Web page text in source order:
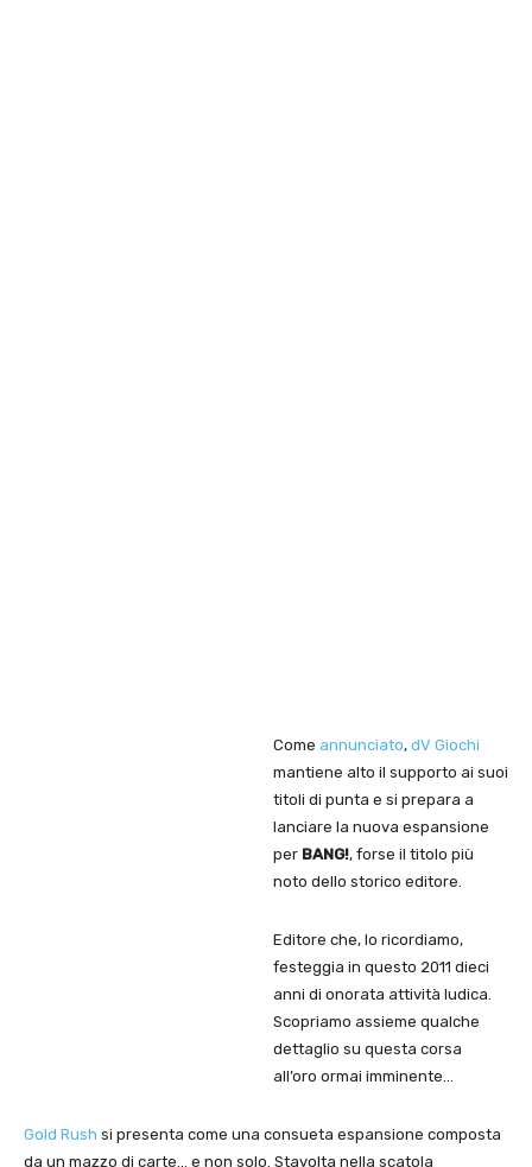
Come annunciato, dV Giochi
mantiene alto il supporto ai suoi
titoli di punta e si prepara a
lanciare la nuova espansione
per BANG!, forse il titolo più
noto dello storico editore.
Editore che, lo ricordiamo,
festeggia in questo 2011 dieci
anni di onorata attività ludica.
Scopriamo assieme qualche
dettaglio su questa corsa
all’oro ormai imminente…
Gold Rush si presenta come una consueta espansione composta
da un mazzo di carte… e non solo. Stavolta nella scatola